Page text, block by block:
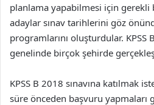
planlama yapabilmesi için
adaylar sınav tarihlerini göz
programlarını oluşturdular. KPSS
genelinde birçok şehirde
KPSS B 2018 sınavına katılmak
süre önceden başvuru yapmaları